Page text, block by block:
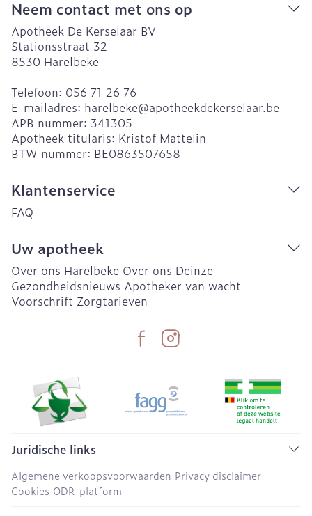
Neem contact met ons op
Apotheek De Kerselaar BV
Stationsstraat 32
8530 Harelbeke
Telefoon: 056 71 26 76
E-mailadres: harelbeke@apotheekdekerselaar.be
APB nummer: 341305
Apotheek titularis: Kristof Mattelin
BTW nummer: BE0863507658
Klantenservice
FAQ
Uw apotheek
Over ons Harelbeke Over ons Deinze
Gezondheidsnieuws Apotheker van wacht
Voorschrift Zorgtarieven
Juridische links
Algemene verkoopsvoorwaarden Privacy disclaimer
Cookies ODR-platform